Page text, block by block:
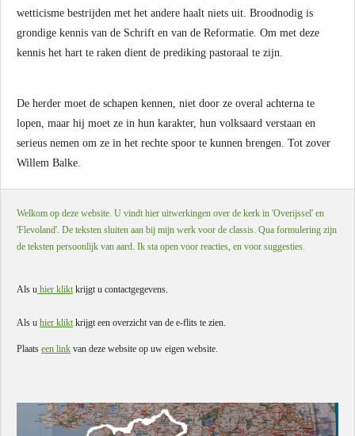
wetticisme bestrijden met het andere haalt niets uit. Broodnodig is
grondige kennis van de Schrift en van de Reformatie. Om met deze
kennis het hart te raken dient de prediking pastoraal te zijn.
De herder moet de schapen kennen, niet door ze overal achterna te
lopen, maar hij moet ze in hun karakter, hun volksaard verstaan en
serieus nemen om ze in het rechte spoor te kunnen brengen. Tot zover
Willem Balke.
Welkom op deze website. U vindt hier uitwerkingen over de kerk in 'Overijssel' en
'Flevoland'. De teksten sluiten aan bij mijn werk voor de classis. Qua formulering zijn
de teksten persoonlijk van aard. Ik sta open voor reacties, en voor suggesties.
Als u hier klikt krijgt u contactgegevens.
Als u hier klikt krijgt een overzicht van de e-flits te zien.
Plaats een link van deze website op uw eigen website.